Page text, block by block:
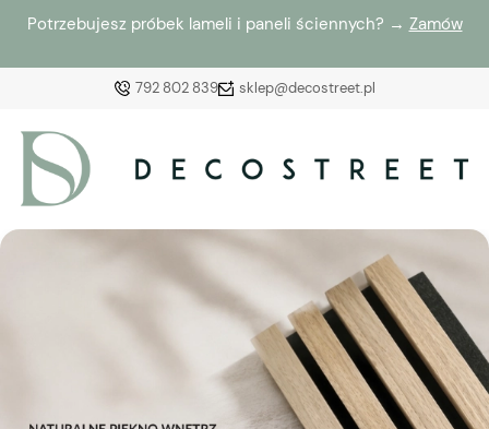
Potrzebujesz próbek lameli i paneli ściennych? → Zamów
792 802 839 sklep@decostreet.pl
Załóż konto
Wybierz coś dla siebie z naszej aktualnej oferty lub
zaloguj się, aby przywrócić dodane produkty do listy
z poprzedniej sesji.